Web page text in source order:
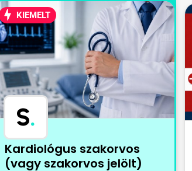
KIEMELT
S.
Kardiológus szakorvos
(vagy szakorvos jelölt)